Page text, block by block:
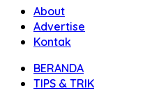
About
Advertise
Kontak
BERANDA
TIPS & TRIK